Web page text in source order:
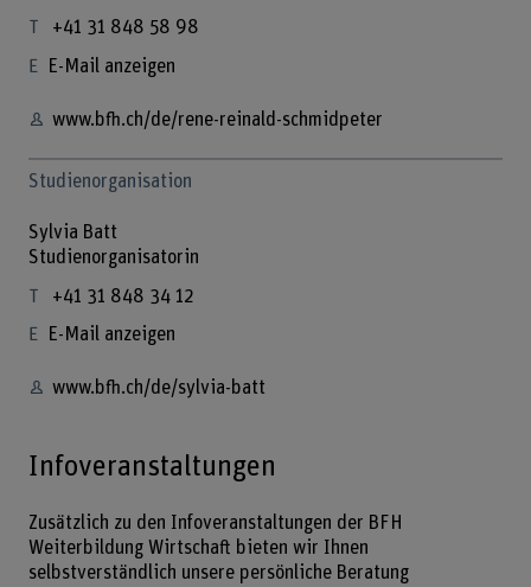
+41 31 848 58 98
E-Mail anzeigen
www.bfh.ch/de/rene-reinald-schmidpeter
Studienorganisation
Sylvia Batt
Studienorganisatorin
+41 31 848 34 12
E-Mail anzeigen
www.bfh.ch/de/sylvia-batt
Infoveranstaltungen
Zusätzlich zu den Infoveranstaltungen der BFH
Weiterbildung Wirtschaft bieten wir Ihnen
selbstverständlich unsere persönliche Beratung